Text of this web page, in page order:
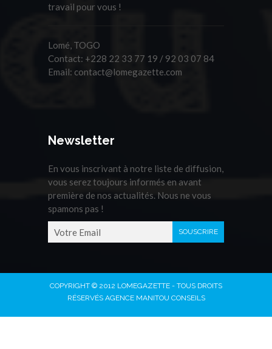
travail pour vous !
Lomé, TOGO
Contact: +228 22 33 77 19 / 92 03 07 84
Email: contact@lomegazette.com
Newsletter
En vous inscrivant à notre liste de diffusion,
vous serez toujours informés en avant
première de nos actualités. Nous ne vous
spamons pas !
COPYRIGHT © 2012 LOMEGAZETTE - TOUS DROITS
RÉSERVÉS AGENCE MANITOU CONSEILS